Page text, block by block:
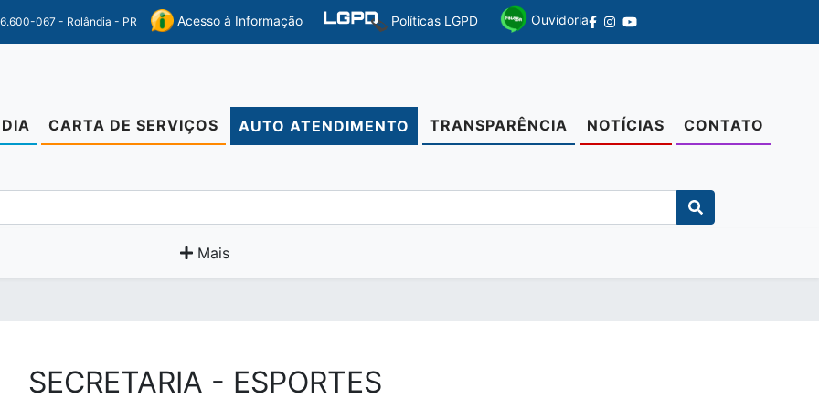
067 - Rolândia - PR Acesso à Informação Políticas LGPD Ouvidoria
CARTA DE SERVIÇOS AUTO ATENDIMENTO TRANSPARÊNCIA NOTÍCIAS CONTATO
Mais
SECRETARIA - ESPORTES